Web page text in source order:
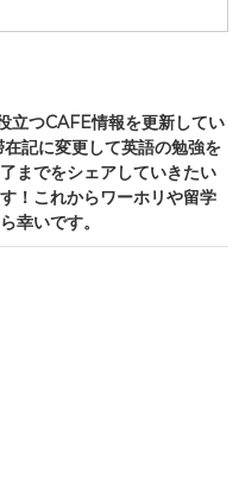
立つCAFE情報を更新してい
記に変更して英語の勉強を
までをシェアしていきたい
！これからワーホリや留学
幸いです。